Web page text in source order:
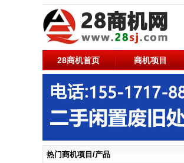
28商机首页 商机项目
热门商机项目/产品